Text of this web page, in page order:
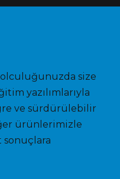
size
yazılımlarıyla
ve sürdürülebilir
ürünlerimizle